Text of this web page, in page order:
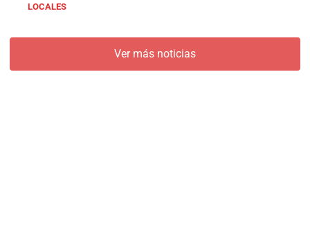
LOCALES
Ver más noticias